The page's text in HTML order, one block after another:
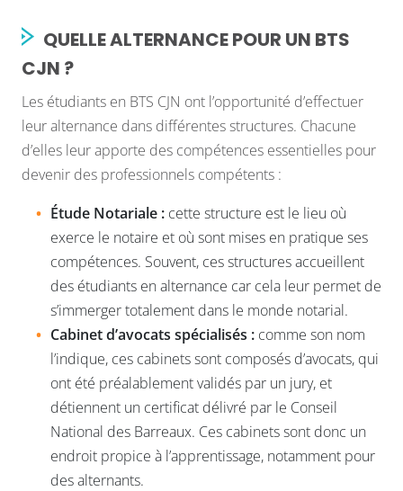
QUELLE ALTERNANCE POUR UN BTS
CJN ?
Les étudiants en BTS CJN ont l’opportunité d’effectuer
leur alternance dans différentes structures. Chacune
d’elles leur apporte des compétences essentielles pour
devenir des professionnels compétents :
Étude Notariale : cette structure est le lieu où
exerce le notaire et où sont mises en pratique ses
compétences. Souvent, ces structures accueillent
des étudiants en alternance car cela leur permet de
s’immerger totalement dans le monde notarial.
Cabinet d’avocats spécialisés : comme son nom
l’indique, ces cabinets sont composés d’avocats, qui
ont été préalablement validés par un jury, et
détiennent un certificat délivré par le Conseil
National des Barreaux. Ces cabinets sont donc un
endroit propice à l’apprentissage, notamment pour
des alternants.